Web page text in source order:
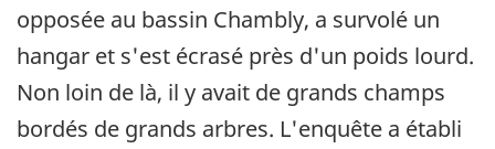
opposée au bassin Chambly, a survolé un
hangar et s'est écrasé près d'un poids lourd.
Non loin de là, il y avait de grands champs
bordés de grands arbres. L'enquête a établi